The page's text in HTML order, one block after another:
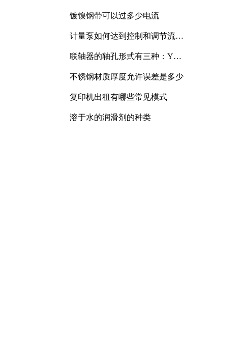
镀镍钢带可以过多少电流
计量泵如何达到控制和调节流量
联轴器的轴孔形式有三种：Y
不锈钢材质厚度允许误差是多少
复印机出租有哪些常见模式
溶于水的润滑剂的种类